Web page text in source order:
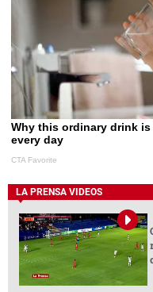
LA PRENSA VIDEOS